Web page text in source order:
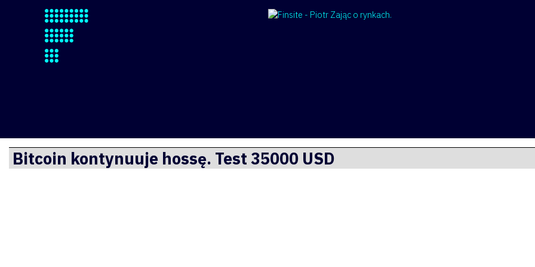
Przejdź
do
Bitcoin kontynuuje hossę. Test 35000 USD